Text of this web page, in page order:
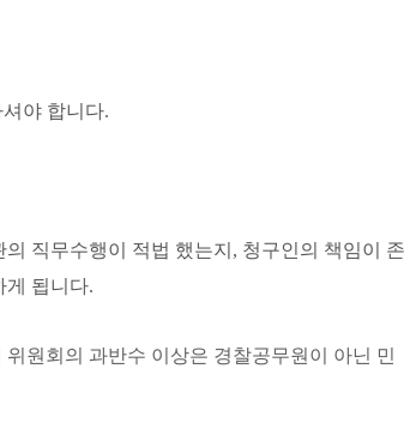
야 합니다.
직무수행이 적법 했는지, 청구인의 책임이 존
게 됩니다.
원회의 과반수 이상은 경찰공무원이 아닌 민